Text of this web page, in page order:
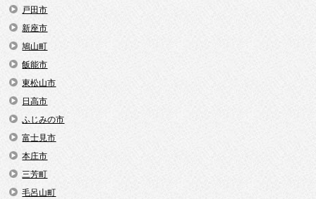
戸田市
新座市
鳩山町
飯能市
東松山市
日高市
ふじみの市
富士見市
本庄市
三芳町
毛呂山町